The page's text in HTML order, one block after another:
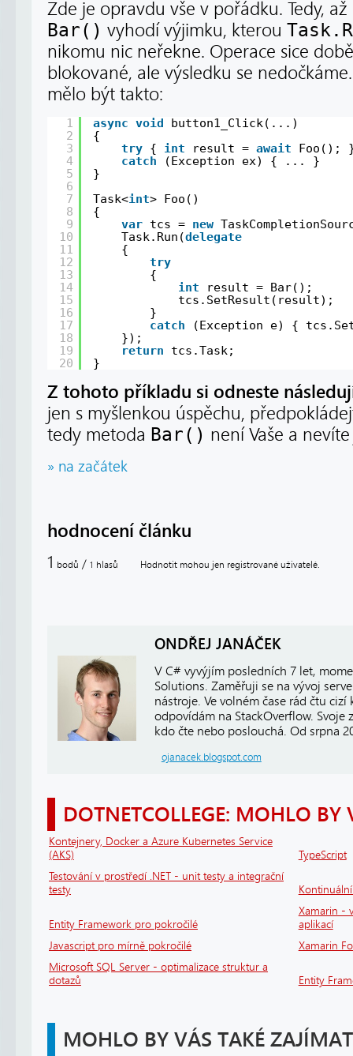
Zde je opravdu vše v pořádku. Tedy,
Bar() vyhodí výjimku, kterou
nikomu nic neřekne. Operace sice
blokované, ale výsledku se
mělo být takto:
1
2
3
4
5
6
7
8
9
10
11
12
13
14
15
16
17
18
19
20
async void
button1_Click(...)
{
try
{ int result = await
Foo();
catch
(Exception ex) { ... }
}
Task<int> Foo()
{
var
tcs = new
Task.Run(delegate
{
try
{
int
result = Bar();
tcs.SetResult(result);
}
catch
(Exception e) {
});
return
tcs.Task;
}
Z tohoto příkladu si odneste
jen s myšlenkou úspěchu,
tedy metoda Bar() není Vaše a
» na začátek
hodnocení článku
1 bodů / 1 hlasů Hodnotit mohou jen registrované uživatelé.
ONDŘEJ JANÁČEK
V C# vyvýjím posledních 7 let,
Solutions. Zaměřuji se na vývoj
nástroje. Ve volném čase rád čtu
odpovídám na StackOverflow.
kdo čte nebo poslouchá. Od srpna
ojanacek.blogspot.com
DOTNETCOLLEGE: MOHLO BY
Kontejnery, Docker a Azure Kubernetes Service
(AKS)
TypeScript
Testování v prostředí .NET - unit testy a integrační
testy
Entity Framework pro pokročilé
Xamarin -
aplikací
Javascript pro mírně pokročilé
Xamarin
Microsoft SQL Server - optimalizace struktur a
dotazů
Entity
MOHLO BY VÁS TAKÉ ZAJÍMAT